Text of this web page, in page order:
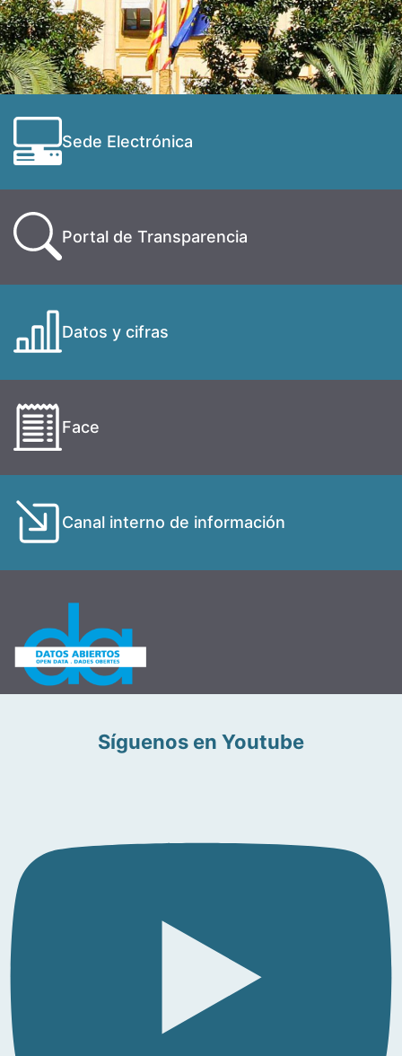
Sede Electrónica
Portal de Transparencia
Datos y cifras
Face
Canal interno de información
Síguenos en Youtube